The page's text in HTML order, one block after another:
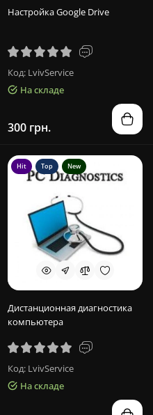
Настройка Google Drive
Код: LvivService
На складе
300 грн.
Hit Top New
Дистанционная диагностика
компьютера
Код: LvivService
На складе